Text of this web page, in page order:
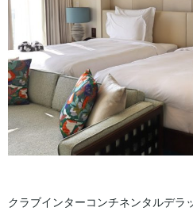
クラブインターコンチネンタルデラ